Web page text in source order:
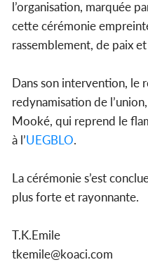
l’organisation, marquée
cette cérémonie
rassemblement, de paix
Dans son intervention, le
redynamisation de
Mooké, qui reprend le
à l’UEGBLO.
La cérémonie s’est
plus forte et rayonnante.
T.K.Emile
tkemile@koaci.com